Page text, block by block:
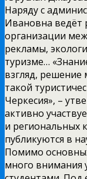
Наряду с
Ивановна ведёт
организации
рекламы,
туризме…
взгляд, решение
такой
Черкесия», –
активно
и региональных
публикуются в
Помимо
много внимания